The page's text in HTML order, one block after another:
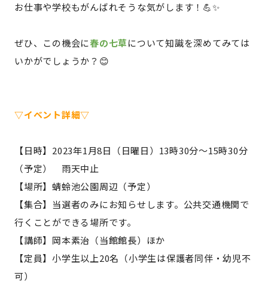
お仕事や学校もがんばれそうな気がします！💪✨
ぜひ、この機会に春の七草について知識を深めてみては
いかがでしょうか？😊
▽イベント詳細▽
【日時】2023年1月8日（日曜日）13時30分～15時30分
（予定） 雨天中止
【場所】蜻蛉池公園周辺（予定）
【集合】当選者のみにお知らせします。公共交通機関で
行くことができる場所です。
【講師】岡本素治（当館館長）ほか
【定員】小学生以上20名（小学生は保護者同伴・幼児不
可）